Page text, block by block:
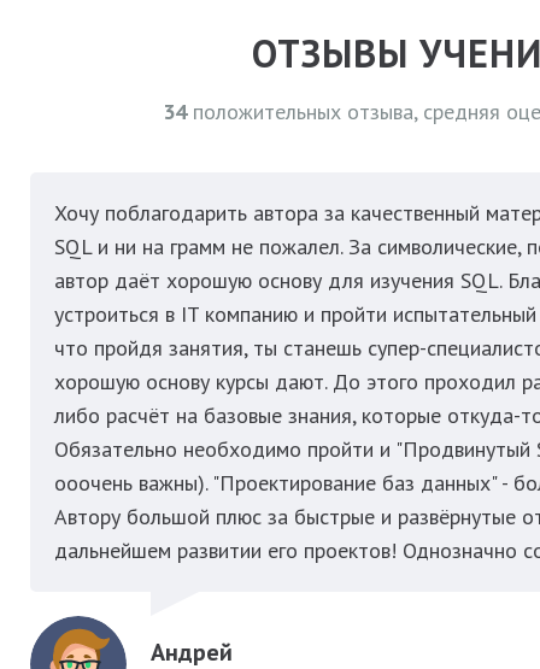
ОТЗЫВЫ
34положительных отзыва, средняя
Хочу поблагодарить автора за качественный
SQL и ни на грамм не пожалел. За символические,
автор даёт хорошую основу для изучения SQL.
устроиться в IT компанию и пройти
что пройдя занятия, ты станешь супер-
хорошую основу курсы дают. До этого проходил
либо расчёт на базовые знания, которые откуда-
Обязательно необходимо пройти и "Продвинутый
ооочень важны). "Проектирование баз данных" -
Автору большой плюс за быстрые и развёрнутые
дальнейшем развитии его проектов! Однозначно
Андрей